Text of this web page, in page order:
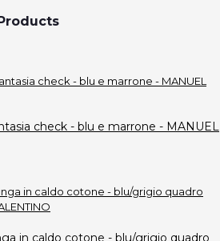
check - blu e marrone - MANUEL
in caldo cotone - blu/grigio quadro